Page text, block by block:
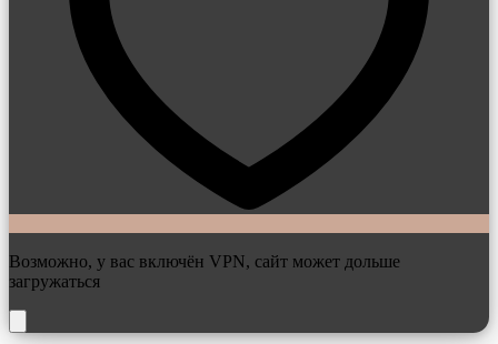
Возможно, у вас включён VPN, сайт может дольше
загружаться